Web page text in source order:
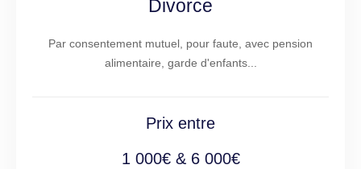
Divorce
Par consentement mutuel, pour faute, avec pension
alimentaire, garde d'enfants...
Prix entre
1 000€ & 6 000€